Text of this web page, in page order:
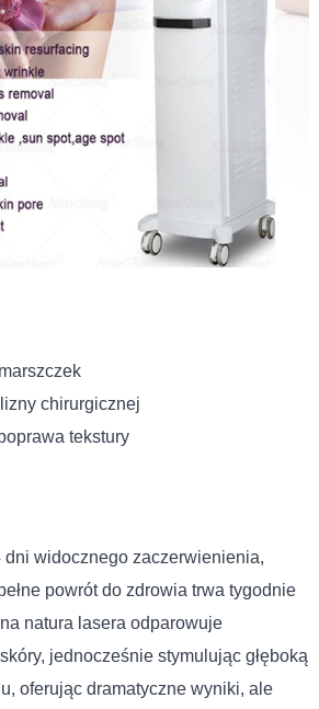
chirurgicznej
tekstury
widocznego zaczerwienienia,
powrót do zdrowia trwa tygodnie
natura lasera odparowuje
jednocześnie stymulując głęboką
oferując dramatyczne wyniki, ale